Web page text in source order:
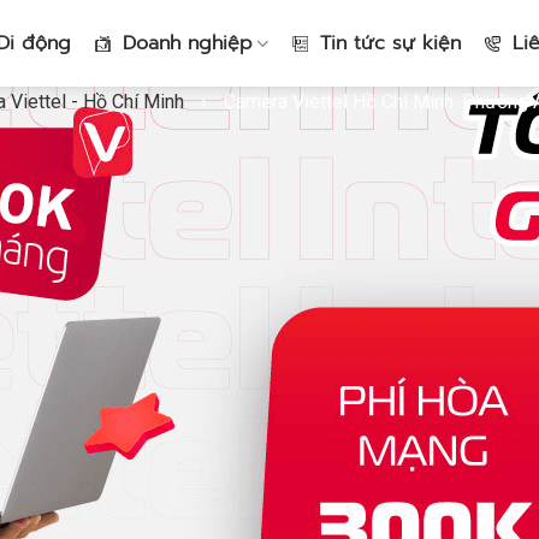
động Doanh nghiệp Tin tức sự kiện
Viettel - Hồ Chí Minh › Camera Viettel Hồ Chí Minh: Phường